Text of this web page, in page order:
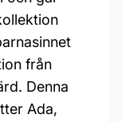
från
Denna
Ada,